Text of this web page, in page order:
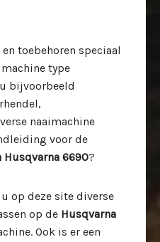
toebehoren speciaal
type
bijvoorbeeld
naaimachine
voor de
Husqvarna 6690?
op deze site diverse
op de Husqvarna
Ook is er een